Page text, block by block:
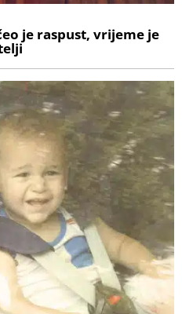
je raspust, vrijeme je